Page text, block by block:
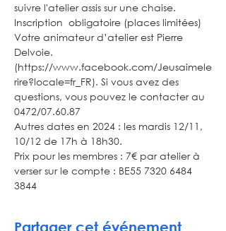
suivre l'atelier assis sur une chaise.
Inscription  obligatoire (places limitées)
Votre animateur d’atelier est Pierre
Delvoie.
(https://www.facebook.com/Jeusaimele
rire?locale=fr_FR). Si vous avez des
questions, vous pouvez le contacter au
0472/07.60.87
Autres dates en 2024 : les mardis 12/11,
10/12 de 17h à 18h30.
Prix pour les membres : 7€ par atelier à
verser sur le compte : BE55 7320 6484
3844
Partager cet événement